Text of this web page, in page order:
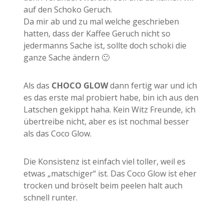
auf den Schoko Geruch.
Da mir ab und zu mal welche geschrieben
hatten, dass der Kaffee Geruch nicht so
jedermanns Sache ist, sollte doch schoki die
ganze Sache ändern 🙂
Als das CHOCO GLOWdann fertig war und ich
es das erste mal probiert habe, bin ich aus den
Latschen gekippt haha. Kein Witz Freunde, ich
übertreibe nicht, aber es ist nochmal besser
als das Coco Glow.
Die Konsistenz ist einfach viel toller, weil es
etwas „matschiger“ ist. Das Coco Glow ist eher
trocken und bröselt beim peelen halt auch
schnell runter.